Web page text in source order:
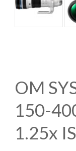
OM
150-
1.25x